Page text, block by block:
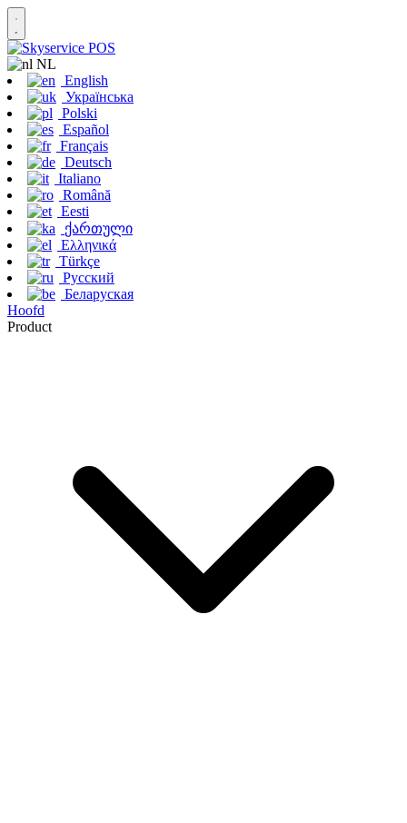
NL
English
Українська
Polski
Español
Français
Deutsch
Italiano
Română
Eesti
ქართული
Ελληνικά
Türkçe
Русский
Беларуская
Hoofd
Product